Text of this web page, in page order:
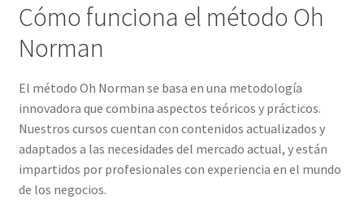
Cómo funciona el método Oh
Norman
El método Oh Norman se basa en una metodología
innovadora que combina aspectos teóricos y prácticos.
Nuestros cursos cuentan con contenidos actualizados y
adaptados a las necesidades del mercado actual, y están
impartidos por profesionales con experiencia en el mundo
de los negocios.